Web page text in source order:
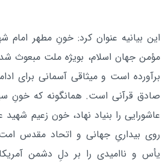
این بیانیه عنوان کرد: خونِ مطهر
مؤمن جهان اسلام، بویژه ملت مبعوث
برآورده است و میثاقی آسمانی برای
صادق قرآنی است. همانگونه که خونِ
عاشورایی را بنیاد نهاد، خون زعیم شهید
روی بیداریِ جهانی و اتحاد مقدس
یأس و ناامیدی را بر دلِ دشمن